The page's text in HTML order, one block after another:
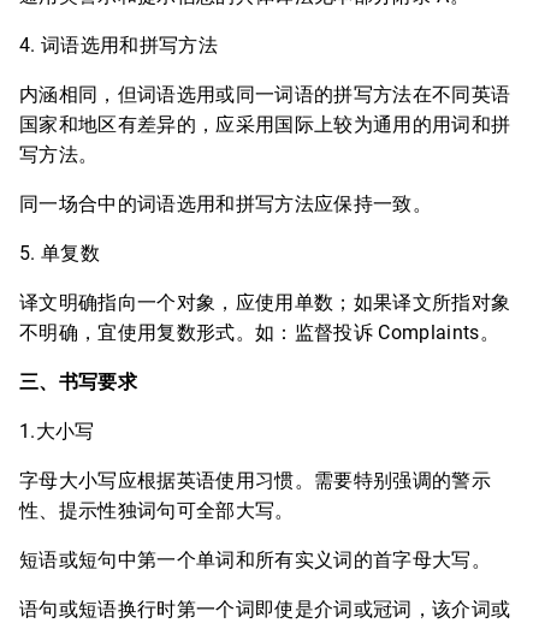
4. 词语选用和拼写方法
内涵相同，但词语选用或同一词语的拼写方法在不同英语
国家和地区有差异的，应采用国际上较为通用的用词和拼
写方法。
同一场合中的词语选用和拼写方法应保持一致。
5. 单复数
译文明确指向一个对象，应使用单数；如果译文所指对象
不明确，宜使用复数形式。如：监督投诉 Complaints。
三、书写要求
1.大小写
字母大小写应根据英语使用习惯。需要特别强调的警示
性、提示性独词句可全部大写。
短语或短句中第一个单词和所有实义词的首字母大写。
语句或短语换行时第一个词即使是介词或冠词，该介词或